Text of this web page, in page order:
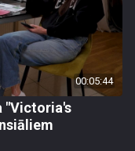
00:05:44
"Victoria's